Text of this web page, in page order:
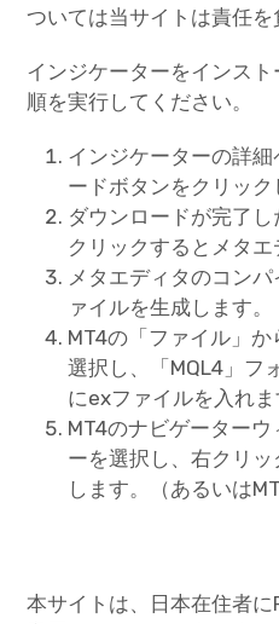
ついては当サイトは責任を
インジケーターをインス
順を実行してください。
インジケーターの詳
ードボタンをクリック
ダウンロードが完了
クリックするとメタエ
メタエディタのコン
ァイルを生成します。
MT4の「ファイル」
選択し、「MQL4」フ
にexファイルを入れま
MT4のナビゲーター
ーを選択し、右クリ
します。（あるいは
本サイトは、日本在住者